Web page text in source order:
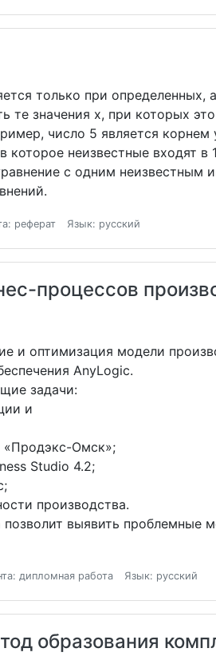
только при определенных,
значения x, при которых
число 5 является корнем
которое неизвестные входят
с одним неизвестным
реферат Язык: русский
процессов
и оптимизация модели
AnyLogic.
задачи:
и
«Продэкс-Омск»;
Studio 4.2;
производства.
выявить проблемные
дипломная работа Язык: русский
образования